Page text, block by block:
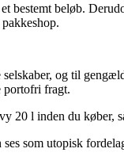
beløb.
og til
portofri fragt.
l inden du køber,
som utopisk